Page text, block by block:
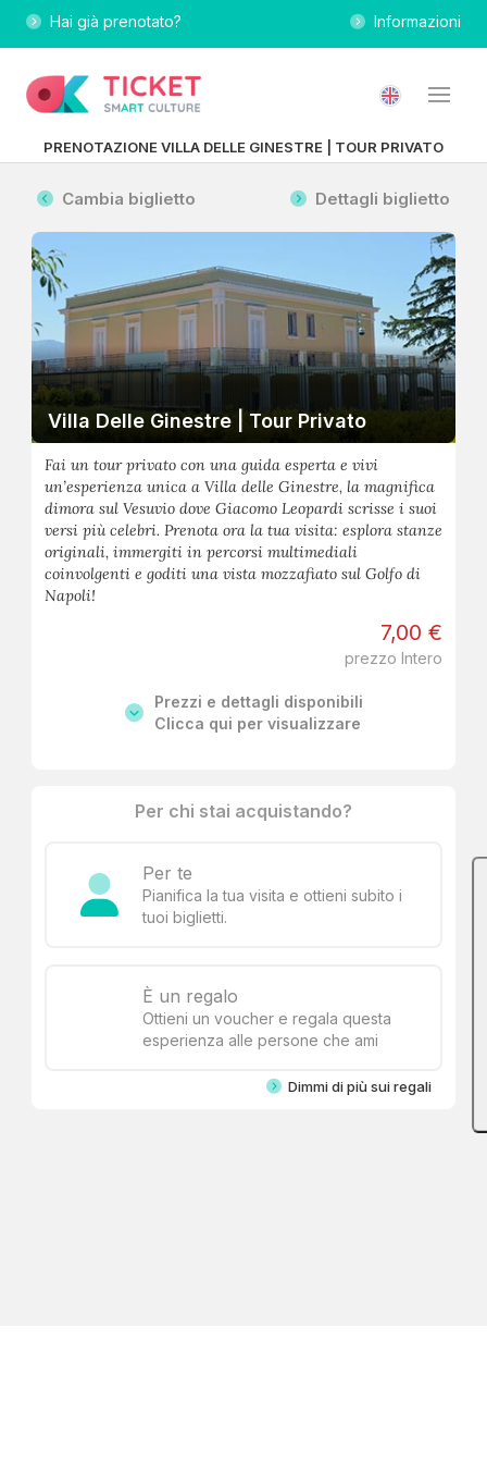
Hai già prenotato? Informazioni
PRENOTAZIONE VILLA DELLE GINESTRE | TOUR PRIVATO
Cambia biglietto Dettagli biglietto
Villa Delle Ginestre | Tour Privato
Fai un tour privato con una guida esperta e vivi
un’esperienza unica a Villa delle Ginestre, la magnifica
dimora sul Vesuvio dove Giacomo Leopardi scrisse i suoi
versi più celebri. Prenota ora la tua visita: esplora stanze
originali, immergiti in percorsi multimediali
coinvolgenti e goditi una vista mozzafiato sul Golfo di
Napoli!
7,00 €
prezzo Intero
Prezzi e dettagli disponibili
Clicca qui per visualizzare
Per chi stai acquistando?
Per te
Pianifica la tua visita e ottieni subito i
tuoi biglietti.
È un regalo
Ottieni un voucher e regala questa
esperienza alle persone che ami
Dimmi di più sui regali